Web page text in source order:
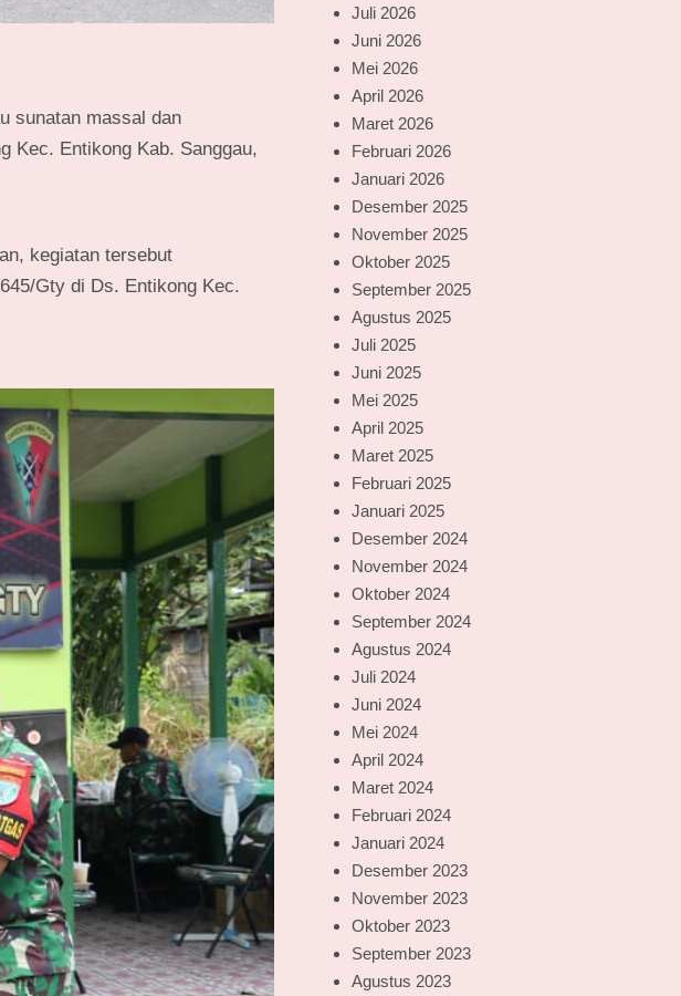
sunatan massal dan
Kec. Entikong Kab. Sanggau,
kegiatan tersebut
Gty di Ds. Entikong Kec.
Juli 2026
Juni 2026
Mei 2026
April 2026
Maret 2026
Februari 2026
Januari 2026
Desember 2025
November 2025
Oktober 2025
September 2025
Agustus 2025
Juli 2025
Juni 2025
Mei 2025
April 2025
Maret 2025
Februari 2025
Januari 2025
Desember 2024
November 2024
Oktober 2024
September 2024
Agustus 2024
Juli 2024
Juni 2024
Mei 2024
April 2024
Maret 2024
Februari 2024
Januari 2024
Desember 2023
November 2023
Oktober 2023
September 2023
Agustus 2023